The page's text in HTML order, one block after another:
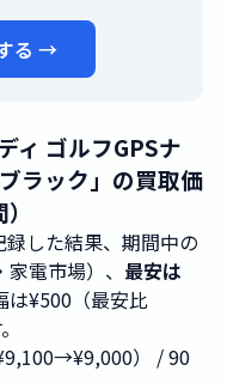
る →
ィ ゴルフGPSナ
ラック」の買取価
した結果、期間中の
家電市場）、 最安は
は¥500（最安比
¥9,100→¥9,000） / 90